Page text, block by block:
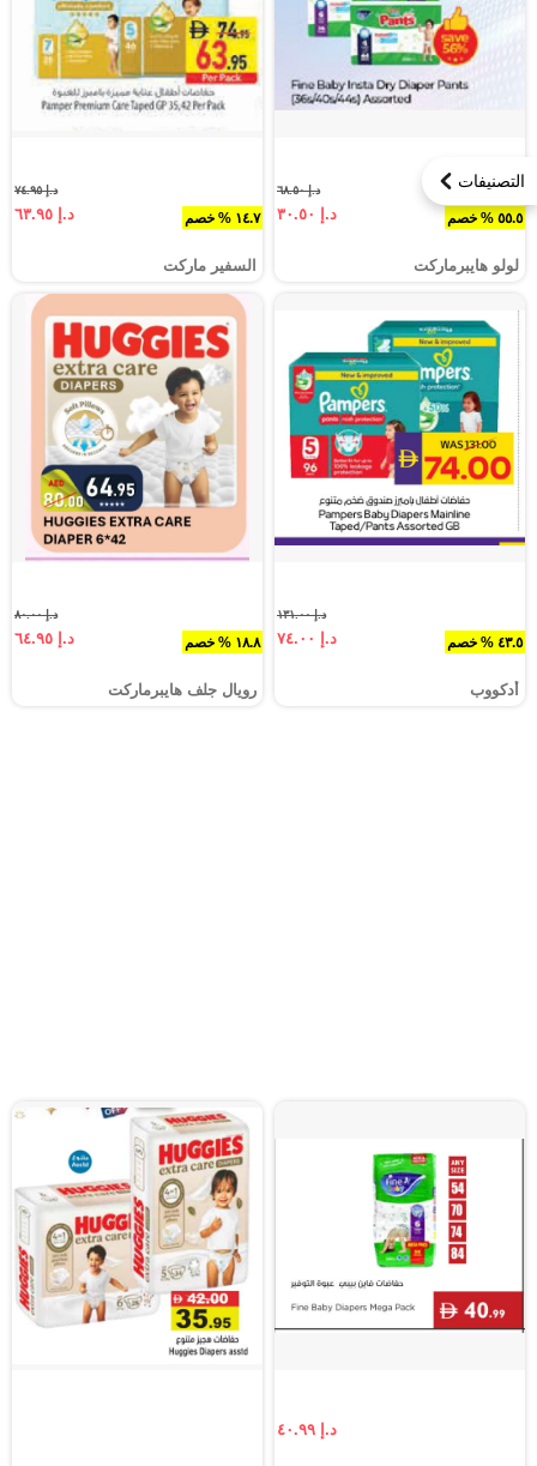
التصنيفات
٥٥.٥ % خصم
د.إ ٦٨.٥٠
د.إ ٣٠.٥٠
لولو هايبرماركت
١٤.٧ % خصم
د.إ ٧٤.٩٥
د.إ ٦٣.٩٥
السفير ماركت
٤٣.٥ % خصم
د.إ ١٣١.٠٠
د.إ ٧٤.٠٠
أدكووب
١٨.٨ % خصم
د.إ ٨٠.٠٠
د.إ ٦٤.٩٥
رويال جلف هايبرماركت
د.إ ٤٠.٩٩